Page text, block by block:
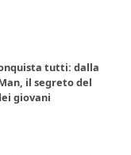
tutti: dalla
il segreto del
giovani